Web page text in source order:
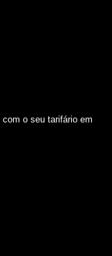
o seu tarifário em